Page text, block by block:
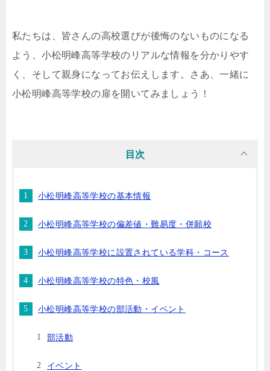
私たちは、皆さんの高校選びが後悔のないものになる
よう、小松明峰高等学校のリアルな情報を分かりやす
く、そして親身になってお伝えします。さあ、一緒に
小松明峰高等学校の扉を開いてみましょう！
目次
小松明峰高等学校の基本情報
小松明峰高等学校の偏差値・難易度・併願校
小松明峰高等学校に設置されている学科・コース
小松明峰高等学校の特色・校風
小松明峰高等学校の部活動・イベント
部活動
イベント